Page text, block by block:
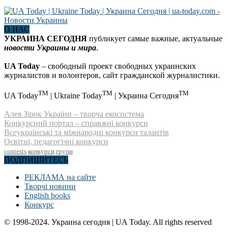
О НАС
УКРАИНА СЕГОДНЯ публикует самые важные, актуальные
новости Украины и мира.
UA Today – свободный проект свободных украинских
журналистов и волонтеров, сайт гражданской журналистики.
UA TodayTM | Ukraine TodayTM | Украина СегодняTM
Алея Зірок України – творча екосистема
Конкурсний портал – справжні конкурси
Всеукраїнські та міжнародні конкурси талантів
Освітні, педагогічні конкурси
contests конкурси групи
ПОДПИШИТЕСЬ
РЕКЛАМА на сайте
Творчі новини
English books
Конкурс
© 1998-2024. Украина сегодня | UA Today. All rights reserved